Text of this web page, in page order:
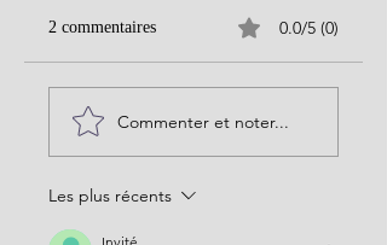
2 commentaires 0.0/5 (0)
Commenter et noter...
Les plus récents